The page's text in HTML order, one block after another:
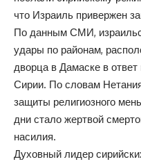
что Израиль привержен
По данным СМИ,
удары по районам,
дворца в Дамаске в
Сирии. По словам
защиты религиозного
дни стало жертвой
насилия.
Духовный лидер